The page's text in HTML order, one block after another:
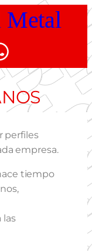
Metal
perfiles
empresa.
tiempo
las